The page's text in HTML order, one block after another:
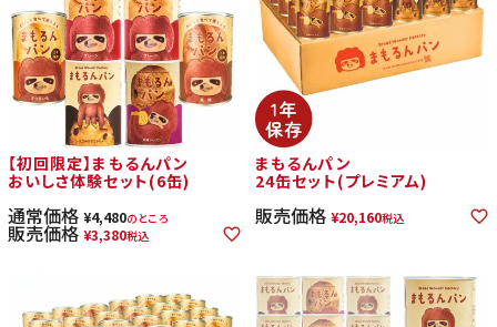
【初回限定】まもるんパン
おいしさ体験セット(6缶)
通常価格 ¥4,480のところ
販売価格 ¥3,380税込
まもるんパン
24缶セット(プレミアム)
販売価格 ¥20,160税込